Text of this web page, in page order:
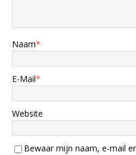
Naam*
E-Mail*
Website
Bewaar mijn naam, e-mail